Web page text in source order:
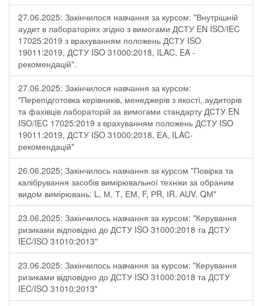
27.06.2025: Закінчилося навчання за курсом: "Внутрішній
аудит в лабораторіях згідно з вимогами ДСТУ EN ISO/IEC
17025:2019 з врахуванням положень ДСТУ ISO
19011:2019, ДСТУ ISO 31000:2018, ILAC, EA -
рекомендацій".
27.06.2025: Закінчилося навчання за курсом:
"Перепідготовка керівників, менеджерів з якості, аудиторів
та фахівців лабораторій за вимогами стандарту ДСТУ EN
ISO/IEC 17025:2019 з врахуванням положень ДСТУ ISO
19011:2019, ДСТУ ISO 31000:2018, ЕА, ILAC-
рекомендацій"
26.06.2025: Закінчилось навчання за курсом "Повірка та
калібрування засобів вимірювальної техніки за обраним
видом вимірювань: L, М, Т, ЕМ, F, РR, ІR, АUV, QМ"
23.06.2025: Закінчилось навчання за курсом: "Керування
ризиками відповідно до ДСТУ ISO 31000:2018 та ДСТУ
IEC/ISO 31010:2013"
23.06.2025: Закінчилось навчання за курсом: "Керування
ризиками відповідно до ДСТУ ISO 31000:2018 та ДСТУ
IEC/ISO 31010:2013"